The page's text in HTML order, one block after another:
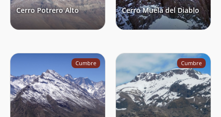
Cerro Potrero Alto Cerro Muela del Diablo
Cumbre Cumbre